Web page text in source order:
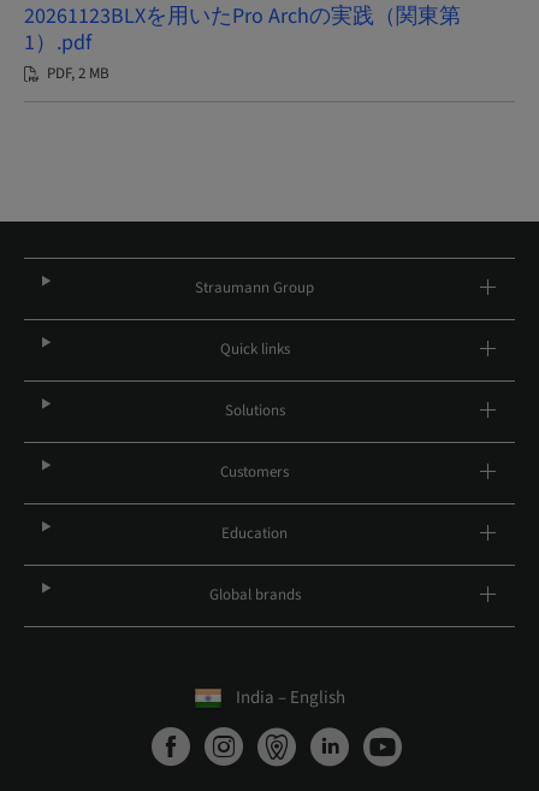
20261123BLXを用いたPro Archの実践（関東第
1）.pdf
PDF, 2 MB
Straumann Group
Quick links
Solutions
Customers
Education
Global brands
India – English